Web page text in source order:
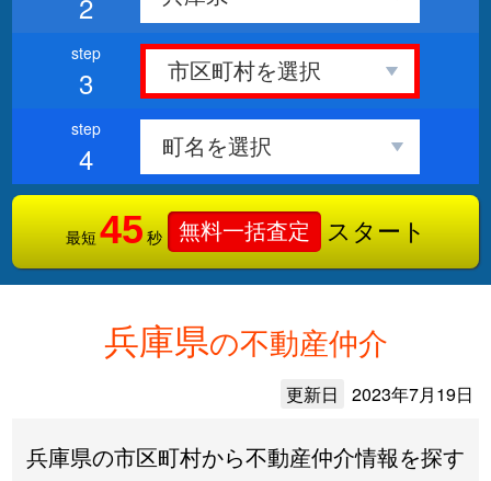
3
4
最短 45 秒 無料一括査定 スタート
兵庫県の不動産仲介
更新日 2023年7月19日
兵庫県の市区町村から不動産仲介情報を探す